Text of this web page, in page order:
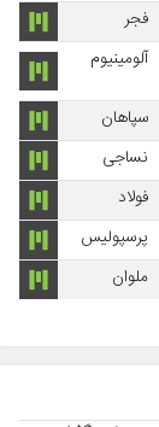
فجر
آلومینیوم
سپاهان
نساجی
فولاد
پرسپولیس
ملوان